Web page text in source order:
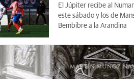
El Júpiter recibe al
este sábado y los de
Bembibre a la Arandina